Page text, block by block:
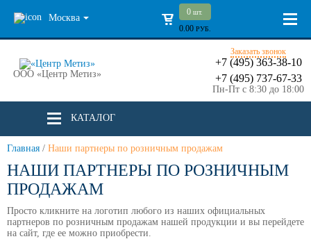
Москва
0 шт.
0.00 РУБ.
ООО «Центр Метиз»
Заказать звонок
+7 (495) 363-38-10
+7 (495) 737-67-33
Пн-Пт с 8:30 до 18:00
КАТАЛОГ
Главная / Наши партнеры по розничным продажам
НАШИ ПАРТНЕРЫ ПО РОЗНИЧНЫМ
ПРОДАЖАМ
Просто кликните на логотип любого из наших официальных
партнеров по розничным продажам нашей продукции и вы перейдете
на сайт, где ее можно приобрести.